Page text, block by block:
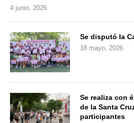
4 junio, 2026
Se disputó la
18 mayo, 2026
Se realiza con
de la Santa
participantes